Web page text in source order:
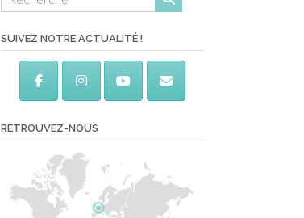
SUIVEZ NOTRE ACTUALITÉ !
RETROUVEZ-NOUS